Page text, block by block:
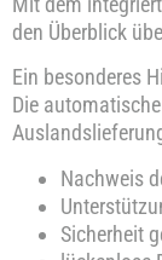
den Überblick
Ein besonderes
Die automatische
Nachweis
Sicherheit